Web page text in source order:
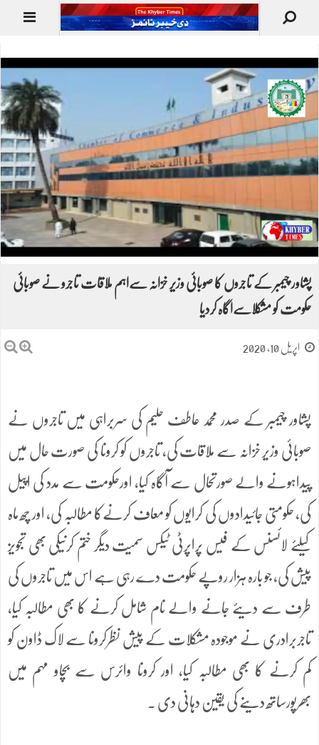
پشاور چیمبر کے تاجروں کا صوبائی وزیر خزانہ سےاہم ملاقات تاجرو نے صوبائی
حکومت کو مشکلاسےاگاہ کردیا
اپریل 10, 2020
پشاور چیمبر کے صدر محمد عاطف حلیم کی سربراہی میں تاجروں نے
صوبائی وزیر خزانہ سے ملاقات کی، تاجروں کو کرونا کی صورت حال میں
پیداہونے والے صورتحال سے آگاہ کیا، اورحکومت سے مدد کی اپیل
کی، حکومتی جائیدادوں کی کرایوں کو معاف کرنےکا مطالبہ کی، اور چھ ماہ
کیلئے لائسنس کے فیس پراپرٹی ٹیکس سمیت دیگر ختم کرنیکی بھی تجویز
پیش کی، جو بارہ ہزار روپے حکومت دے رہی ہے اس میں تاجروں کی
طرف سے دیئے جانے والے نام شامل کرنے کا بھی مطالبہ کیا،
تاجربرادری نے موجودہ مشکلات کے پیش نظرکرونا سے لاک ڈاون کو
کم کرنے کا بھی مطالبہ کیا، اور کرونا وائرس سے بچاو مہم میں
بھرپورساتھ دینے کی یقین دہانی دی ۔